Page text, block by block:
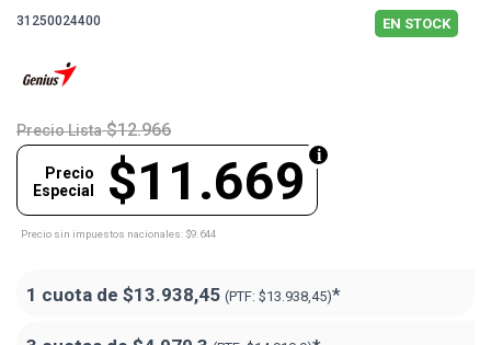
31250024400 EN STOCK
Precio Lista $12.966
$11.669
Precio
Especial
Precio sin impuestos nacionales: $9.644
1 cuota de $13.938,45 (PTF: $13.938,45)*